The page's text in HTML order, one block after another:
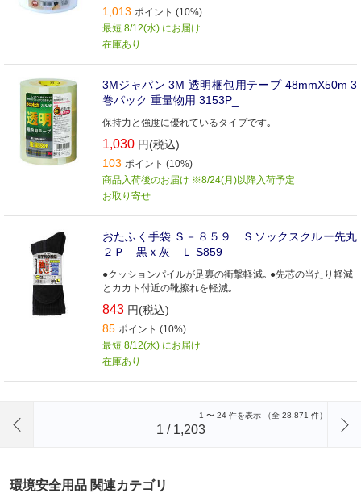
1,013 ポイント (10%)
最短 8/12(水) にお届け
在庫あり
3Mジャパン 3M 透明梱包用テープ 48mmX50m 3
巻パック 重量物用 3153P_
保持力と強度に優れているタイプです｡
1,030 円(税込)
103 ポイント (10%)
商品入荷後のお届け ※8/24(月)以降入荷予定
お取り寄せ
おたふく手袋 Ｓ－８５９ Ｓソックスクルー先丸
２Ｐ 黒ｘ灰 Ｌ S859
●クッションパイルが足裏の衝撃軽減｡ ●先芯の当たり軽減
とカカト付近の靴擦れを軽減｡
843 円(税込)
85 ポイント (10%)
最短 8/12(水) にお届け
在庫あり
1 〜 24 件を表示 （全 28,871 件）
1 / 1,203
環境安全用品 関連カテゴリ